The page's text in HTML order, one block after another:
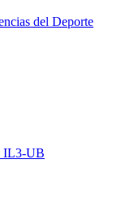
del Deporte
IL3-UB